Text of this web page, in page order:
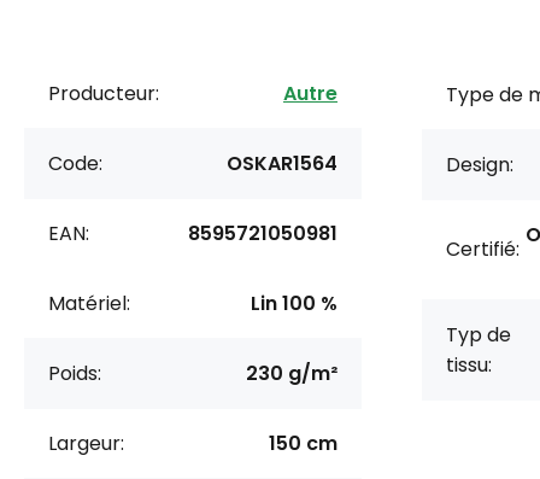
Producteur: Autre
Code: OSKAR1564
EAN: 8595721050981
Matériel: Lin 100 %
Poids: 230 g/m²
Largeur: 150 cm
Type de
Design:
Certifié:
Typ de
tissu: